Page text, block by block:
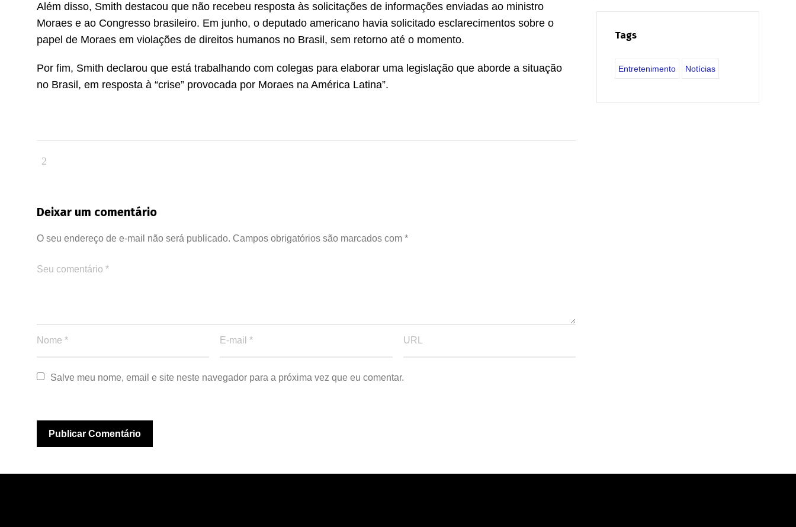
Além disso, Smith destacou que não recebeu resposta às solicitações de informações enviadas ao ministro
Moraes e ao Congresso brasileiro. Em junho, o deputado americano havia solicitado esclarecimentos sobre o
papel de Moraes em violações de direitos humanos no Brasil, sem retorno até o momento.
Por fim, Smith declarou que está trabalhando com colegas para elaborar uma legislação que aborde a situação
no Brasil, em resposta à “crise” provocada por Moraes na América Latina”.
Deixar um comentário
O seu endereço de e-mail não será publicado. Campos obrigatórios são marcados com *
Salve meu nome, email e site neste navegador para a próxima vez que eu comentar.
Tags
Entretenimento Notícias